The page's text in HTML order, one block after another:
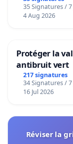
35 Signatures /
4 Aug 2026
Protéger la
antibruit vert
217 signatures
34 Signatures /
16 Jul 2026
Réviser la